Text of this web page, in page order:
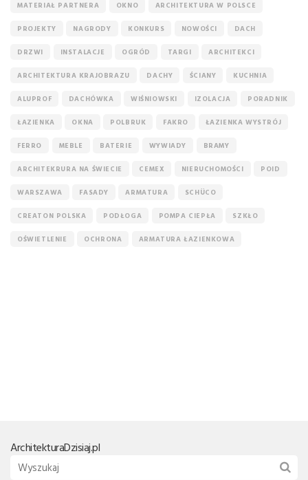
MATERIAŁ PARTNERA OKNO ARCHITEKTURA W POLSCE
PROJEKTY NAGRODY KONKURS NOWOŚCI DACH
DRZWI INSTALACJE OGRÓD TARGI ARCHITEKCI
ARCHITEKTURA KRAJOBRAZU DACHY ŚCIANY KUCHNIA
ALUPROF DACHÓWKA WIŚNIOWSKI IZOLACJA PORADNIK
ŁAZIENKA OKNA POLBRUK FAKRO ŁAZIENKA WYSTRÓJ
FERRO MEBLE BATERIE WYWIADY BRAMY
ARCHITEKRURA NA ŚWIECIE CEMEX NIERUCHOMOŚCI POID
WARSZAWA FASADY ARMATURA SCHÜCO
CREATON POLSKA PODŁOGA POMPA CIEPŁA SZKŁO
OŚWIETLENIE OCHRONA ARMATURA ŁAZIENKOWA
ArchitekturaDzisiaj.pl